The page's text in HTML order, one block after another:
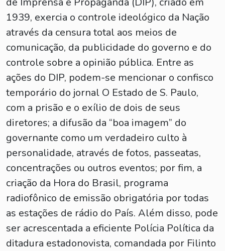
1939, exercia o controle ideológico da Nação
através da censura total aos meios de
comunicação, da publicidade do governo e do
controle sobre a opinião pública. Entre as
ações do DIP, podem-se mencionar o confisco
temporário do jornal O Estado de S. Paulo,
com a prisão e o exílio de dois de seus
diretores; a difusão da “boa imagem” do
governante como um verdadeiro culto à
personalidade, através de fotos, passeatas,
concentrações ou outros eventos; por fim, a
criação da Hora do Brasil, programa
radiofônico de emissão obrigatória por todas
as estações de rádio do País. Além disso, pode
ser acrescentada a eficiente Polícia Política da
ditadura estadonovista, comandada por Filinto